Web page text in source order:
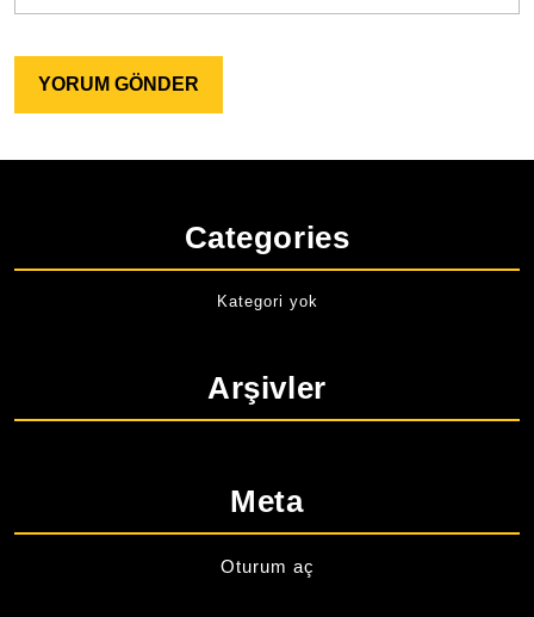
Categories
Kategori yok
Arşivler
Meta
Oturum aç